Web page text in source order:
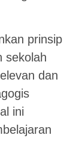
prinsip
sekolah
dan
ini